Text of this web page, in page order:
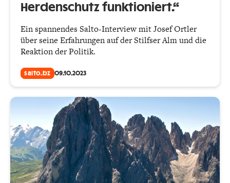
Herdenschutz funktioniert.“
Ein spannendes Salto-Interview mit Josef Ortler
über seine Erfahrungen auf der Stilfser Alm und die
Reaktion der Politik.
salto.bz 09.10.2023